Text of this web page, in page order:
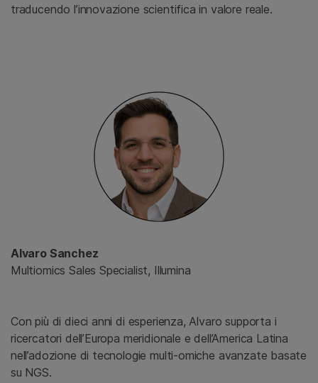
traducendo l’innovazione scientifica in valore reale.
Alvaro Sanchez
Multiomics Sales Specialist, Illumina
Con più di dieci anni di esperienza, Alvaro supporta i
ricercatori dell’Europa meridionale e dell’America Latina
nell’adozione di tecnologie multi-omiche avanzate basate
su NGS.